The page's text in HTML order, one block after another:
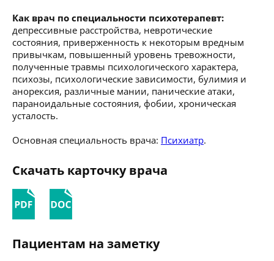
Как врач по специальности психотерапевт:
депрессивные расстройства, невротические
состояния, приверженность к некоторым вредным
привычкам, повышенный уровень тревожности,
полученные травмы психологического характера,
психозы, психологические зависимости, булимия и
анорексия, различные мании, панические атаки,
параноидальные состояния, фобии, хроническая
усталость.
Основная специальность врача: Психиатр.
Скачать карточку врача
Пациентам на заметку